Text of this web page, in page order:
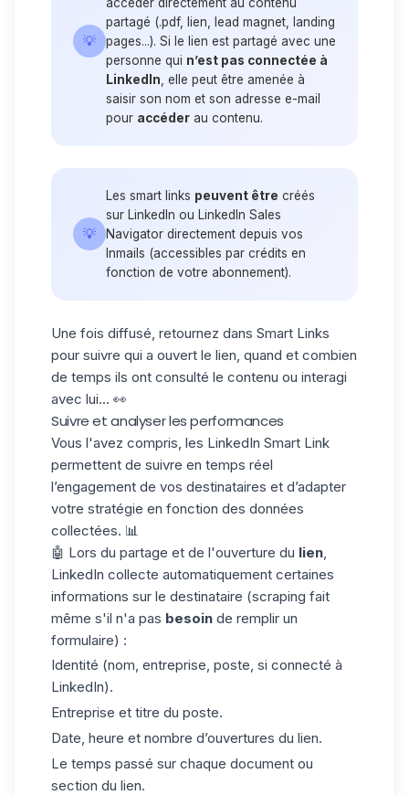
💡
partagé (.pdf, lien, lead magnet, landing
pages...). Si le lien est partagé avec une
personne qui n’est pas connectée à
LinkedIn , elle peut être amenée à
saisir son nom et son adresse e-mail
pour accéder au contenu.
💡
Les smart links peuvent être créés
sur LinkedIn ou LinkedIn Sales
Navigator directement depuis vos
Inmails (accessibles par crédits en
fonction de votre abonnement).
Une fois diffusé, retournez dans Smart Links
pour suivre qui a ouvert le lien, quand et combien
de temps ils ont consulté le contenu ou interagi
avec lui... 👀
Suivre et analyser les performances
Vous l'avez compris, les LinkedIn Smart Link
permettent de suivre en temps réel
l’engagement de vos destinataires et d’adapter
votre stratégie en fonction des données
collectées. 📊
🤖 Lors du partage et de l'ouverture du lien
LinkedIn collecte automatiquement certaines
informations sur le destinataire (scraping fait
même s'il n'a pas besoin de remplir un
formulaire) :
Identité (nom, entreprise, poste, si connecté à
LinkedIn).
Entreprise et titre du poste.
Date, heure et nombre d’ouvertures du lien.
Le temps passé sur chaque document ou
section du lien.